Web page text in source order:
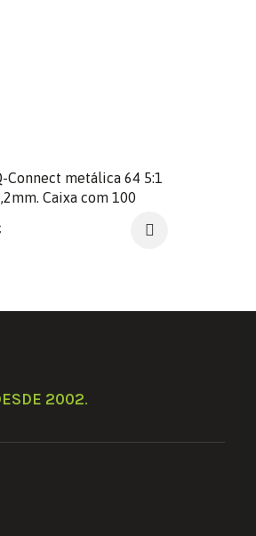
Connect metálica 64 5:1
Caixa com 100
2002.